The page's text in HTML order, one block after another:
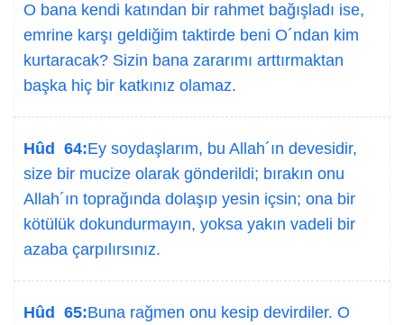
O bana kendi katından bir rahmet bağışladı ise,
emrine karşı geldiğim taktirde beni O´ndan kim
kurtaracak? Sizin bana zararımı arttırmaktan
başka hiç bir katkınız olamaz.
Hûd 64:Ey soydaşlarım, bu Allah´ın devesidir,
size bir mucize olarak gönderildi; bırakın onu
Allah´ın toprağında dolaşıp yesin içsin; ona bir
kötülük dokundurmayın, yoksa yakın vadeli bir
azaba çarpılırsınız.
Hûd 65:Buna rağmen onu kesip devirdiler. O